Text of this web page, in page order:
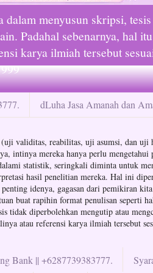
dalam menyusun skripsi,
Padahal sebenarnya, hal
karya ilmiah tersebut
dLuha Jasa Amanah dan
validitas, reabilitas, uji asumsi, dan uji
intinya mereka hanya perlu
statistik, seringkali diminta untuk
hasil penelitian mereka. Hal ini
idenya, gagasan dari pemikiran
buat rapihin format penulisan seperti
tidak diperbolehkan mengutip atau
atau referensi karya ilmiah tersebut
Bank || +6287739383777.